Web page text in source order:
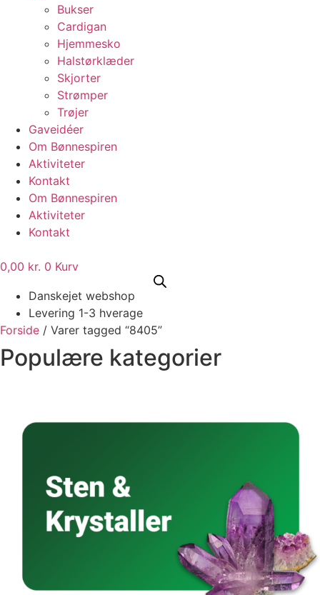
Bukser
Cardigan
Hjemmesko
Halstørklæder
Skjorter
Strømper
Trøjer
Gaveidéer
Om Bønnespiren
Aktiviteter
Kontakt
Om Bønnespiren
Aktiviteter
Kontakt
0,00 kr. 0 Kurv
Danskejet webshop
Levering 1-3 hverage
Forside / Varer tagged “8405”
Populære kategorier